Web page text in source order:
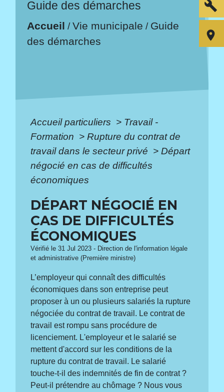
Guide des démarches
Accueil /Vie municipale / Guide
des démarches
Accueil particuliers > Travail -
Formation > Rupture du contrat de
travail dans le secteur privé > Départ
négocié en cas de difficultés
économiques
DÉPART NÉGOCIÉ EN
CAS DE DIFFICULTÉS
ÉCONOMIQUES
Vérifié le 31 Jul 2023 - Direction de l'information légale
et administrative (Première ministre)
L’employeur qui connaît des difficultés
économiques dans son entreprise peut
proposer à un ou plusieurs salariés la rupture
négociée du contrat de travail. Le contrat de
travail est rompu sans procédure de
licenciement. L'employeur et le salarié se
mettent d'accord sur les conditions de la
rupture du contrat de travail. Le salarié
touche-t-il des indemnités de fin de contrat ?
Peut-il prétendre au chômage ? Nous vous
build
room